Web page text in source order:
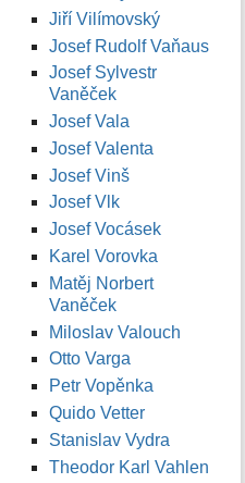
Jiří Vilímovský
Josef Rudolf Vaňaus
Josef Sylvestr
Vaněček
Josef Vala
Josef Valenta
Josef Vinš
Josef Vlk
Josef Vocásek
Karel Vorovka
Matěj Norbert
Vaněček
Miloslav Valouch
Otto Varga
Petr Vopěnka
Quido Vetter
Stanislav Vydra
Theodor Karl Vahlen